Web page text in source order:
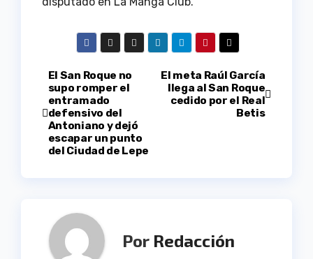
Navegación
de
entradas
El meta Raúl García
llega al San Roque
cedido por el Real
Betis
El San Roque no
supo romper el
entramado
defensivo del
Antoniano y dejó
escapar un punto
del Ciudad de Lepe
Por Redacción